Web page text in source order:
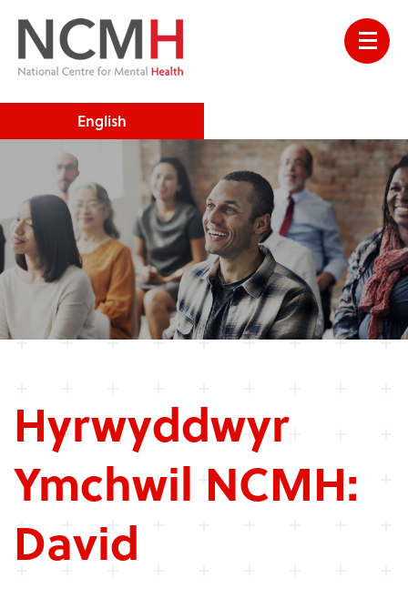
English
Hyrwyddwyr
Ymchwil NCMH:
David